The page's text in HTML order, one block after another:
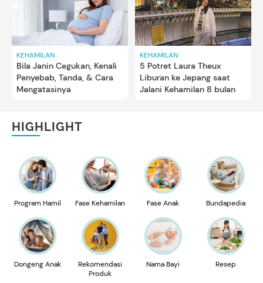
KEHAMILAN
Bila Janin Cegukan, Kenali
Penyebab, Tanda, & Cara
Mengatasinya
KEHAMILAN
5 Potret Laura Theux
Liburan ke Jepang saat
Jalani Kehamilan 8 bulan
HIGHLIGHT
Program Hamil Fase Kehamilan Fase Anak Bundapedia
Dongeng Anak
Rekomendasi
Produk
Nama Bayi Resep